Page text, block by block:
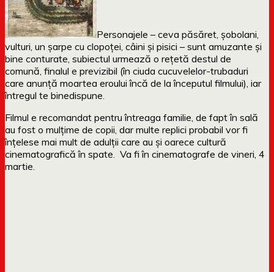
Personajele – ceva păsăret, șobolani,
vulturi, un șarpe cu clopoței, câini și pisici – sunt amuzante și
bine conturate, subiectul urmează o rețetă destul de
comună, finalul e previzibil (în ciuda cucuvelelor-trubaduri
care anunță moartea eroului încă de la începutul filmului), iar
întregul te binedispune.
Filmul e recomandat pentru întreaga familie, de fapt în sală
au fost o mulțime de copii, dar multe replici probabil vor fi
înțelese mai mult de adulții care au și oarece cultură
cinematografică în spate. Va fi în cinematografe de vineri, 4
martie.